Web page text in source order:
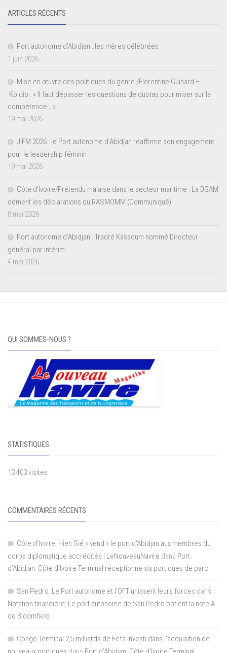
ARTICLES RÉCENTS
Port autonome d’Abidjan : les mères célébrées
1 juin 2026
Mise en œuvre des politiques du genre /Florentine Guihard –
Koidio : « Il faut dépasser les questions de quotas pour miser sur la
compétence… »
19 mai 2026
JIFM 2026 : le Port autonome d’Abidjan réaffirme son engagement
pour le leadership féminin
19 mai 2026
Côte d’Ivoire/Prétendu malaise dans le secteur maritime : La DGAM
dément les déclarations du RASMOMM (Communiqué)
8 mai 2026
Port autonome d’Abidjan : Traoré Kassoum nommé Directeur
général par intérim
4 mai 2026
QUI SOMMES-NOUS ?
STATISTIQUES
13 403 visites
COMMENTAIRES RÉCENTS
Côte d'Ivoire: Hien Sié « vend » le port d'Abidjan aux membres du
corps diplomatique accrédités | LeNouveauNavire dans Port
d’Abidjan: Côte d’Ivoire Terminal réceptionne six portiques de parc
San Pedro: Le Port autonome et l’OFT unissent leurs forces dans
Notation financière: Le port autonome de San Pedro obtient la note A
de Bloomfield
Congo Terminal 2,5 milliards de Fcfa investi dans l’acquisition de